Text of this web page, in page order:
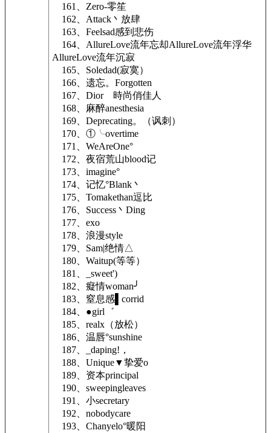
161、Zero-零笙
162、Attack丶放肆
163、Feelsad感到悲伤
164、AllureLove流年忘却AllureLove流年浮华
AllureLove流年沉寂
165、Soledad(寂寞）
166、遗忘。Forgotten
167、Diorゞ時尚俏佳人
168、麻醉anesthesia
169、Deprecating。（讽刺）
170、①╰overtime
171、WeAreOne°
172、夜宿荒山blood记
173、imagine°
174、记忆°Blank丶
175、Tomakethan逗比
176、Success丶Ding
177、exo
178、浪漫style
179、Sam|绝情△
180、Waitup(等等）
181、_sweet')
182、癡情woman╯
183、窒息感▌corrid
184、●girl゛
185、realx（放松）
186、温唇°sunshine
187、_daping!，
188、Unique▼挚爱o
189、资本principal
190、sweepingleaves
191、小secretary
192、nobodycare
193、Chanyelo°暖阳